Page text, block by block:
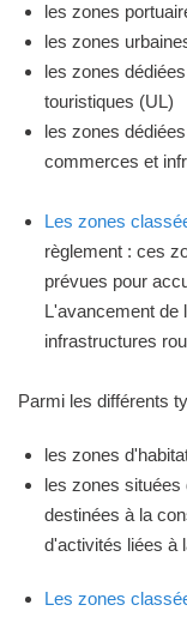
les zones
les zones
les zones
touristiques (UL)
les zones
commerces et
Les zones
règlement : ces
prévues pour
L'avancement de
infrastructures
Parmi les différents
les zones
les zones situées
destinées à la
d'activités liées à
Les zones